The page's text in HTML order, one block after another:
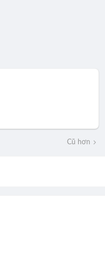
Cũ hơn